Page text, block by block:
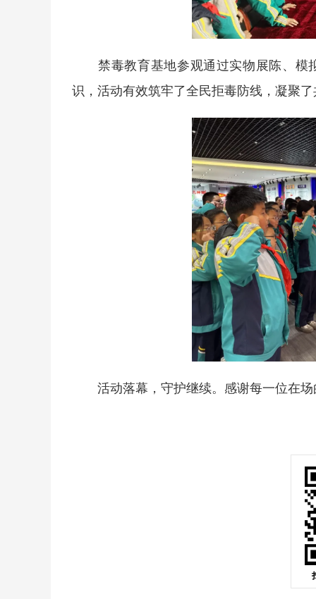
禁毒教育基地参观通过实物展陈、模
识，活动有效筑牢了全民拒毒防线，凝聚
活动落幕，守护继续。感谢每一位在场